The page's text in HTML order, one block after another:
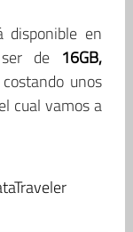
disponible en
de 16GB,
unos
cual vamos a